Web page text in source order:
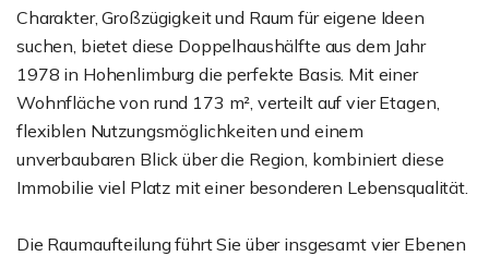
Charakter, Großzügigkeit und Raum für eigene Ideen
suchen, bietet diese Doppelhaushälfte aus dem Jahr
1978 in Hohenlimburg die perfekte Basis. Mit einer
Wohnfläche von rund 173 m², verteilt auf vier Etagen,
flexiblen Nutzungsmöglichkeiten und einem
unverbaubaren Blick über die Region, kombiniert diese
Immobilie viel Platz mit einer besonderen Lebensqualität.
Die Raumaufteilung führt Sie über insgesamt vier Ebenen